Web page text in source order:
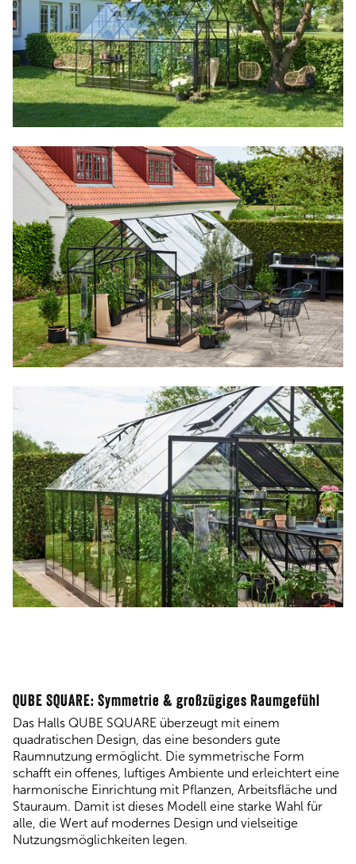
QUBE SQUARE: Symmetrie & großzügiges Raumgefühl
Das Halls QUBE SQUARE überzeugt mit einem
quadratischen Design, das eine besonders gute
Raumnutzung ermöglicht. Die symmetrische Form
schafft ein offenes, luftiges Ambiente und erleichtert eine
harmonische Einrichtung mit Pflanzen, Arbeitsfläche und
Stauraum. Damit ist dieses Modell eine starke Wahl für
alle, die Wert auf modernes Design und vielseitige
Nutzungsmöglichkeiten legen.